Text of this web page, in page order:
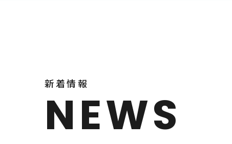
新着情報
NEWS